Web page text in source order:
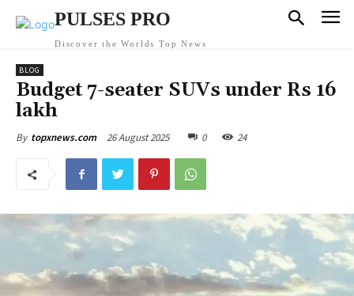
PULSES PRO
Discover the Worlds Top News
BLOG
Budget 7-seater SUVs under Rs 16
lakh
By topxnews.com 26 August 2025 0 24